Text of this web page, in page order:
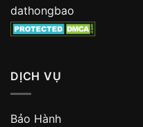
DỊCH VỤ
Bảo Hành